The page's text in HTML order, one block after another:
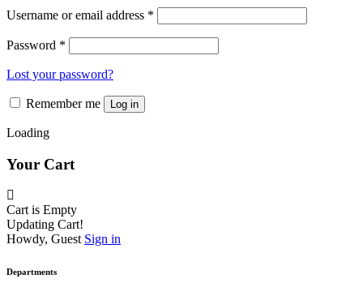
Username or email address *
Password *
Lost your password?
Remember me Log in
Loading
Your Cart
Cart is Empty
Updating Cart!
Howdy, Guest Sign in
Departments